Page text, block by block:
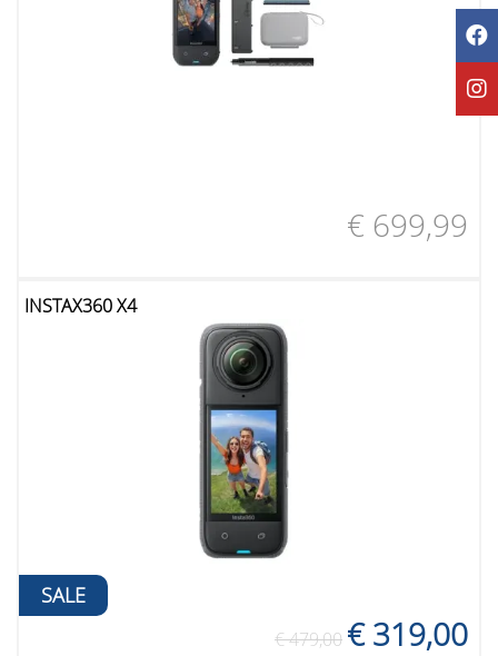
€ 699,99
INSTAX360 X4
SALE
€ 479,00 € 319,00